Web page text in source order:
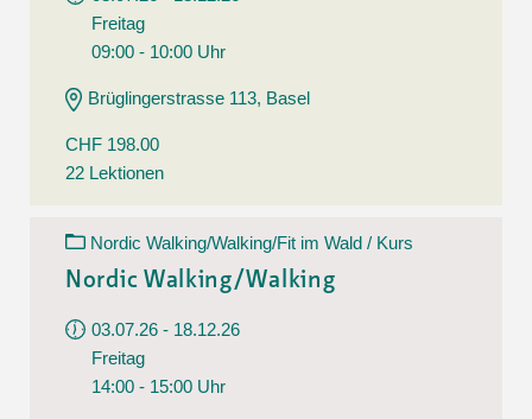
Freitag
09:00 - 10:00 Uhr
Brüglingerstrasse 113, Basel
CHF 198.00
22 Lektionen
Nordic Walking/Walking/Fit im Wald / Kurs
Nordic Walking/Walking
03.07.26 - 18.12.26
Freitag
14:00 - 15:00 Uhr